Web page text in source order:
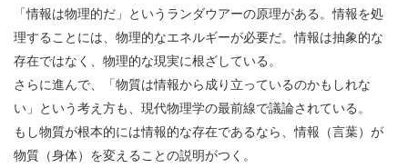
「情報は物理的だ」というランダウアーの原理がある。情報を処
理することには、物理的なエネルギーが必要だ。情報は抽象的な
存在ではなく、物理的な現実に根ざしている。
さらに進んで、「物質は情報から成り立っているのかもしれな
い」という考え方も、現代物理学の最前線で議論されている。
もし物質が根本的には情報的な存在であるなら、情報（言葉）が
物質（身体）を変えることの説明がつく。